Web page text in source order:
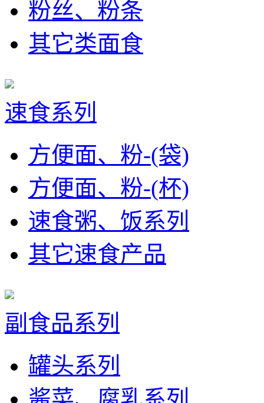
粉丝、粉条
其它类面食
速食系列
方便面、粉-(袋)
方便面、粉-(杯)
速食粥、饭系列
其它速食产品
副食品系列
罐头系列